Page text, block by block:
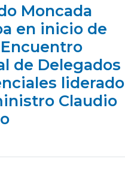
Moncada
en inicio de
de Delegados
liderado
Claudio